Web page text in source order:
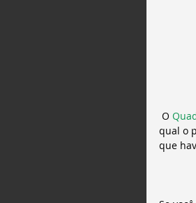
O
qual o
que